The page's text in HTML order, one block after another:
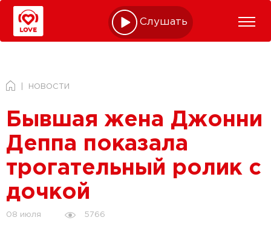
Слушать online
НОВОСТИ
Бывшая жена Джонни
Деппа показала
трогательный ролик с
дочкой
08 июля 5766